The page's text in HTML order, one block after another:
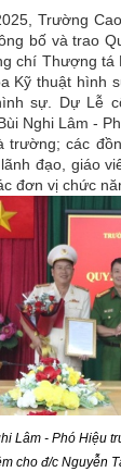
Trường Cao
bố và trao
chí Thượng tá
Kỹ thuật hình
sự. Dự Lễ
Nghi Lâm -
trường; các
đạo, giáo
đơn vị chức
Lâm - Phó Hiệu
cho đ/c Nguyễn